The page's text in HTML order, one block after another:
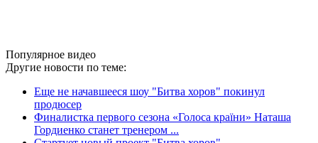
Популярное видео
Другие новости по теме:
Еще не начавшееся шоу "Битва хоров" покинул
продюсер
Финалистка первого сезона «Голоса країни» Наташа
Гордиенко станет тренером ...